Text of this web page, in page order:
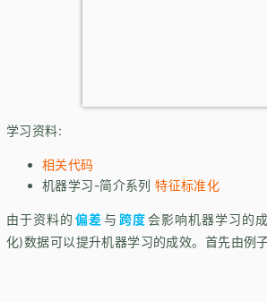
学习资料:
相关代码
机器学习-简介系列特征标准化
由于资料的 偏差与 跨度会影响机器学习的
化)数据可以提升机器学习的成效。首先由例